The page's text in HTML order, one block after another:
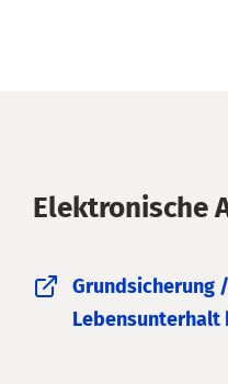
Elektronische
Grundsicherung
Lebensunterhalt